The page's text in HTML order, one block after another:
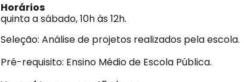
Horários
quinta a sábado, 10h às 12h.
Seleção: Análise de projetos realizados pela escola.
Pré-requisito: Ensino Médio de Escola Pública.